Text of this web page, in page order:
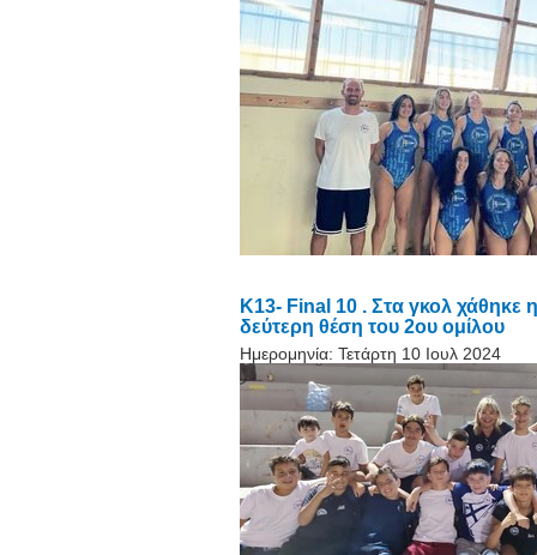
Κ13- Final 10 . Στα γκολ χάθηκε
δεύτερη θέση του 2ου ομίλου
Ημερομηνία: Τετάρτη 10 Ιουλ 2024